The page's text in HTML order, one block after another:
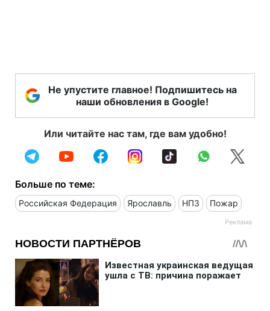
Не упустите главное! Подпишитесь на
наши обновления в Google!
Или читайте нас там, где вам удобно!
Больше по теме:
Российская Федерация Ярославль НПЗ Пожар